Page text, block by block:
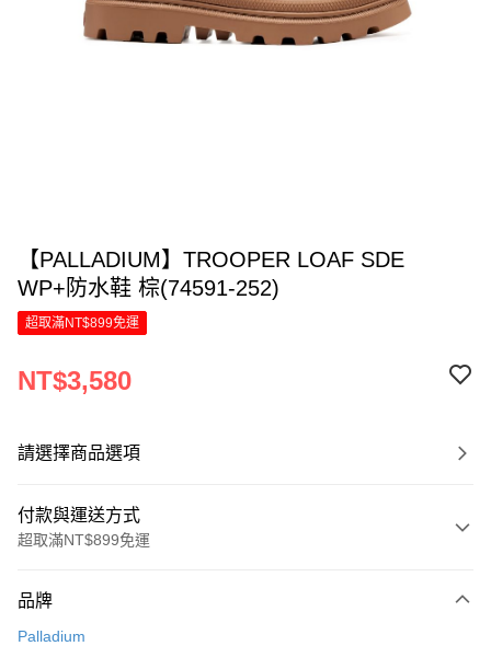
【PALLADIUM】TROOPER LOAF SDE
WP+防水鞋 棕(74591-252)
超取滿NT$899免運
NT$3,580
請選擇商品選項
付款與運送方式
超取滿NT$899免運
信用卡一次付款
品牌
Palladium